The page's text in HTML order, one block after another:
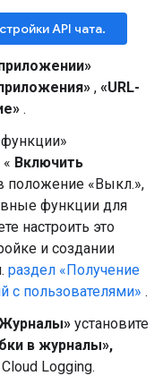
API чата.
, «URL-
.
Включить
положение «Выкл.»,
функции для
настроить это
и создании
раздел «Получение
с пользователями» .
установите
в журналы»,
Logging.